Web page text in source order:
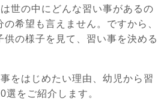
世の中にどんな習い事があるの
希望も言えません。ですから、
供の様子を見て、習い事を決める
をはじめたい理由、幼児から習
選をご紹介します。